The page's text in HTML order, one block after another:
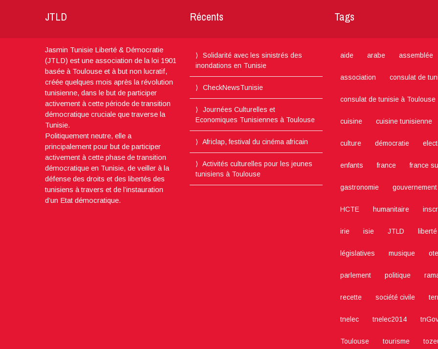
JTLD
Jasmin Tunisie Liberté & Démocratie
(JTLD) est une association de la loi 1901
basée à Toulouse et à but non lucratif,
créée quelques mois après la révolution
tunisienne, dans le but de participer
activement à cette période de transition
démocratique cruciale que traverse la
Tunisie.
Politiquement neutre, elle a
principalement pour but de participer
activement à cette phase de transition
démocratique en Tunisie, de veiller à la
défense des droits et des libertés des
tunisiens à travers et de l’instauration
d’un Etat démocratique.
Récents
Solidarité avec les sinistrés des
inondations en Tunisie
CheckNewsTunisie
Journées Culturelles et
Economiques Tunisiennes à Toulouse
Africlap, festival du cinéma africain
Activités culturelles pour les jeunes
tunisiens à Toulouse
Tags
aide arabe assemblée
association consulat de
consulat de tunisie à Toulouse
cuisine cuisine tunisienne
culture démocratie
enfants france france
gastronomie gouvernement
HCTE humanitaire
irie isie JTLD liberté
législatives musique ote
parlement politique
recette société civile
tnelec tnelec2014
Toulouse tourisme